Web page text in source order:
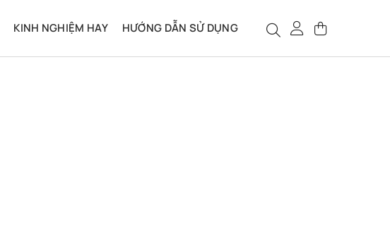
KINH NGHIỆM HAY HƯỚNG DẪN SỬ DỤNG